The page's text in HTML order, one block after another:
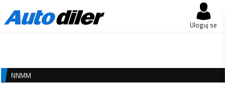
Uloguj se
NNMM